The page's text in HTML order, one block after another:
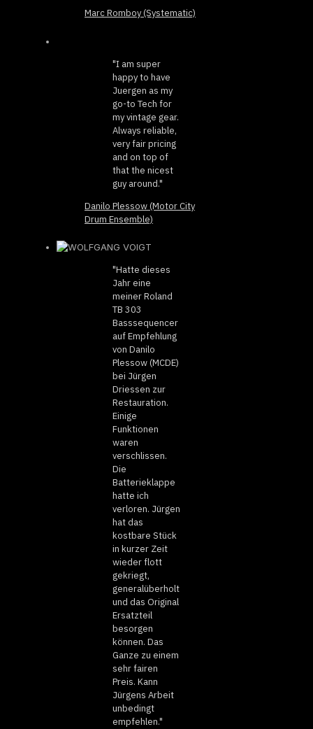
Marc Romboy (Systematic)
"I am super
happy to have
Juergen as my
go-to Tech for
my vintage gear.
Always reliable,
very fair pricing
and on top of
that the nicest
guy around."
Danilo Plessow (Motor City
Drum Ensemble)
"Hatte dieses
Jahr eine
meiner Roland
TB 303
Basssequencer
auf Empfehlung
von Danilo
Plessow (MCDE)
bei Jürgen
Driessen zur
Restauration.
Einige
Funktionen
waren
verschlissen.
Die
Batterieklappe
hatte ich
verloren. Jürgen
hat das
kostbare Stück
in kurzer Zeit
wieder flott
gekriegt,
generalüberholt
und das Original
Ersatzteil
besorgen
können. Das
Ganze zu einem
sehr fairen
Preis. Kann
Jürgens Arbeit
unbedingt
empfehlen."